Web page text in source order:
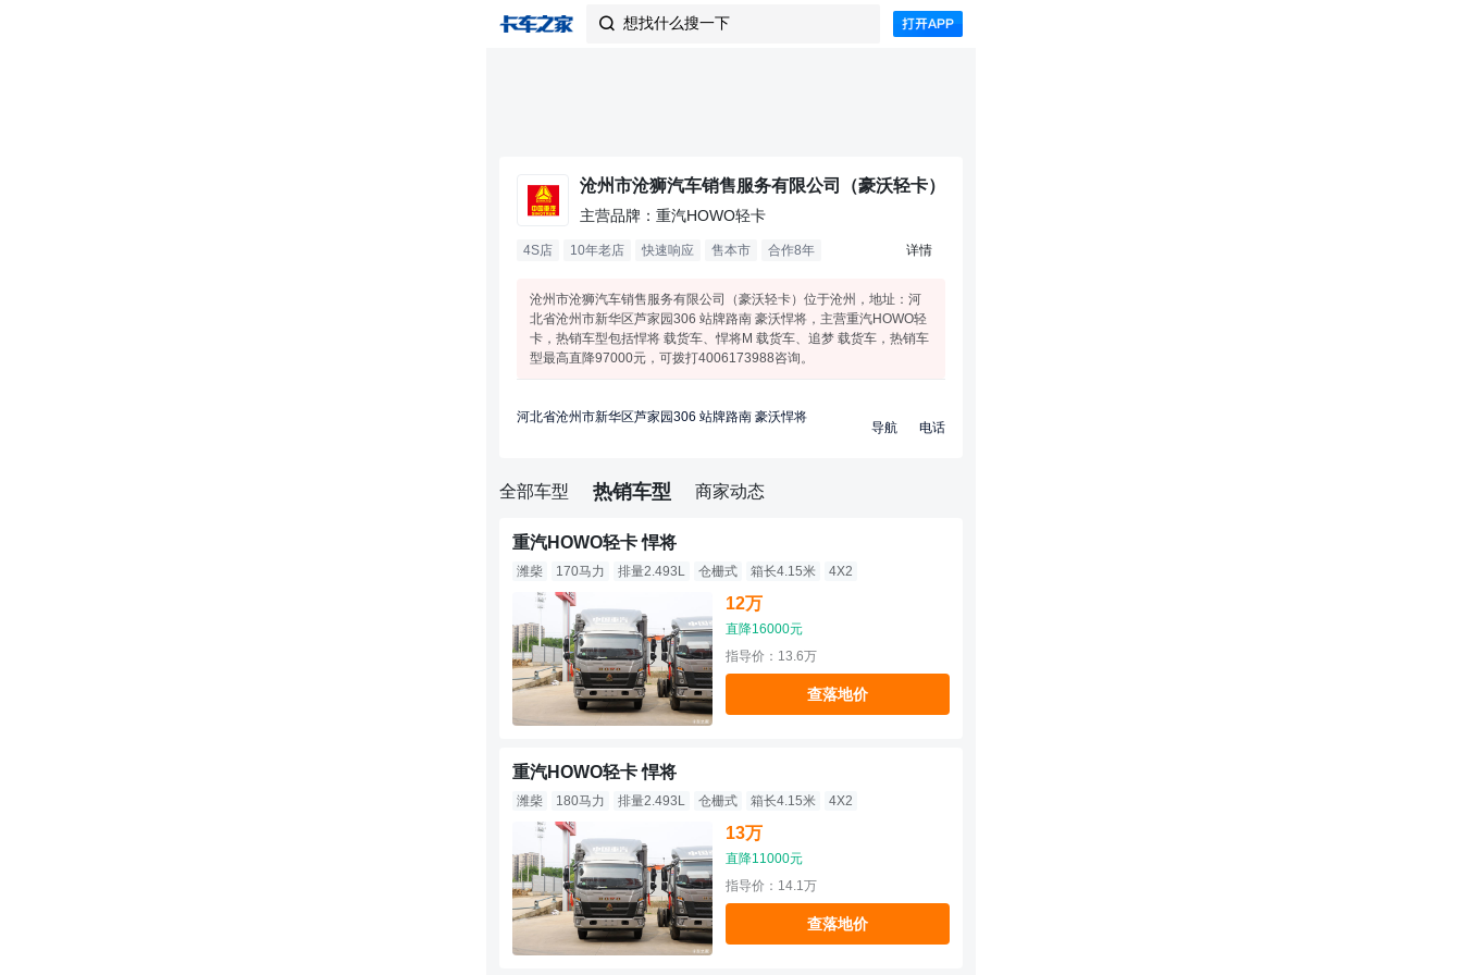
 想找什么搜一下
沧州市沧狮汽车销售服务有限公司（豪沃轻卡）
主营品牌：重汽HOWO轻卡
4S店 10年老店 快速响应 售本市 合作8年 详情
沧州市沧狮汽车销售服务有限公司（豪沃轻卡）位于沧州，地址：河
北省沧州市新华区芦家园306 站牌路南 豪沃悍将，主营重汽HOWO轻
卡，热销车型包括悍将 载货车、悍将M 载货车、追梦 载货车，热销车
型最高直降97000元，可拨打4006173988咨询。
河北省沧州市新华区芦家园306 站牌路南 豪沃悍将
导航 电话
全部车型 热销车型 商家动态
重汽HOWO轻卡 悍将
潍柴 170马力 排量2.493L 仓栅式 箱长4.15米 4X2
12万
直降16000元
指导价：13.6万
查落地价
重汽HOWO轻卡 悍将
潍柴 180马力 排量2.493L 仓栅式 箱长4.15米 4X2
13万
直降11000元
指导价：14.1万
查落地价